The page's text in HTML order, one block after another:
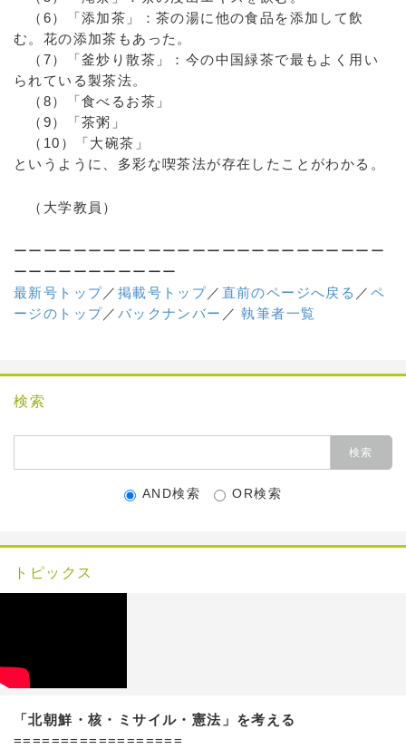
（6）「添加茶」：茶の湯に他の食品を添加して飲
む。花の添加茶もあった。
（7）「釜炒り散茶」：今の中国緑茶で最もよく用い
られている製茶法。
（8）「食べるお茶」
（9）「茶粥」
（10）「大碗茶」
というように、多彩な喫茶法が存在したことがわかる。
（大学教員）
ーーーーーーーーーーーーーーーーーーーーーーーーー
ーーーーーーーーーーー
最新号トップ／ 掲載号トップ／ 直前のページへ戻る ／ ペ
ージのトップ／ バックナンバー ／執筆者一覧
検索
AND検索 OR検索
トピックス
「北朝鮮・核・ミサイル・憲法」を考える
==================